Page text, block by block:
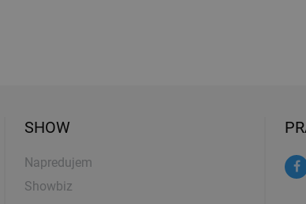
SHOW
Napredujem
Showbiz